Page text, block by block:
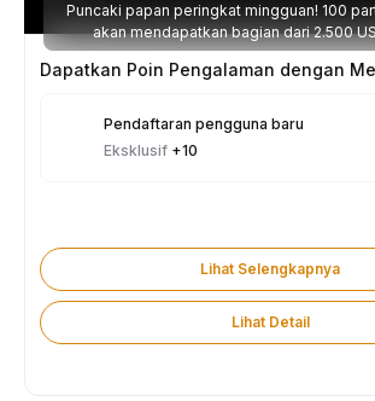
Puncaki papan peringkat mingguan! 100
akan mendapatkan bagian dari 2.500
minggunya.
Pendaftaran pengguna baru
Eksklusif +10
Lihat Selengkapnya
Lihat Detail